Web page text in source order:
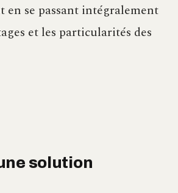
se passant intégralement
et les particularités des
solution